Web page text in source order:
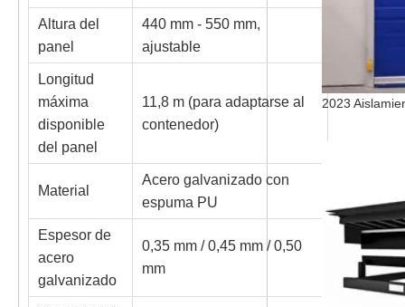
Altura del
panel
440 mm - 550 mm,
ajustable
Longitud
máxima
disponible
del panel
11,8 m (para adaptarse al
contenedor)
Material
Acero galvanizado con
espuma PU
Espesor de
acero
galvanizado
0,35 mm / 0,45 mm / 0,50
mm